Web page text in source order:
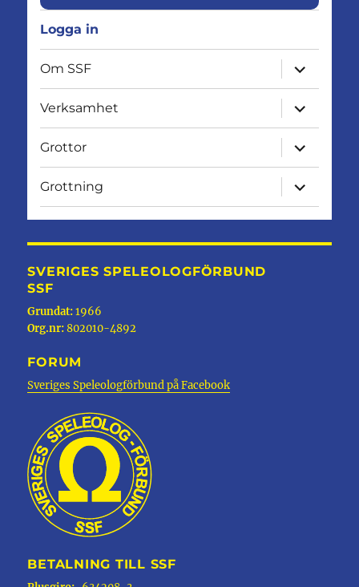
Logga in
Om SSF
expandera
Verksamhet
expandera
Grottor
expandera
Grottning
expandera
SVERIGES SPELEOLOGFÖRBUND
SSF
Grundat:1966
Org.nr:802010-4892
FORUM
Sveriges Speleologförbund på Facebook
BETALNING TILL SSF